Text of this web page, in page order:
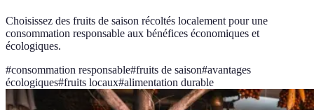
Choisissez des fruits de saison récoltés localement pour une
consommation responsable aux bénéfices économiques et
écologiques.
#consommation responsable#fruits de saison#avantages
écologiques#fruits locaux#alimentation durable